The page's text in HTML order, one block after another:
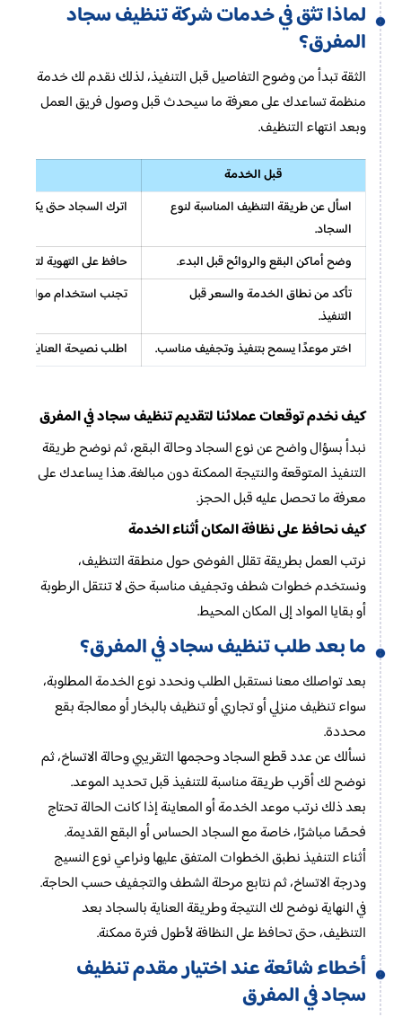
لماذا تثق في خدمات شركة تنظيف سجاد
المفرق؟
الثقة تبدأ من وضوح التفاصيل قبل التنفيذ، لذلك نقدم لك خدمة
منظمة تساعدك على معرفة ما سيحدث قبل وصول فريق العمل
وبعد انتهاء التنظيف.
قبل الخدمة
اسأل عن طريقة التنظيف المناسبة لنوع
السجاد.
اترك السجاد حتى يكتمل
وضح أماكن البقع والروائح قبل البدء.
حافظ على التهوية لتثبيت
تأكد من نطاق الخدمة والسعر قبل
التنفيذ.
تجنب استخدام مواد
اختر موعدًا يسمح بتنفيذ وتجفيف مناسب. اطلب نصيحة العناية
كيف نخدم توقعات عملائنا لتقديم تنظيف سجاد في المفرق
نبدأ بسؤال واضح عن نوع السجاد وحالة البقع، ثم نوضح طريقة
التنفيذ المتوقعة والنتيجة الممكنة دون مبالغة. هذا يساعدك على
معرفة ما تحصل عليه قبل الحجز.
كيف نحافظ على نظافة المكان أثناء الخدمة
نرتب العمل بطريقة تقلل الفوضى حول منطقة التنظيف،
ونستخدم خطوات شطف وتجفيف مناسبة حتى لا تنتقل الرطوبة
أو بقايا المواد إلى المكان المحيط.
ما بعد طلب تنظيف سجاد في المفرق؟
بعد تواصلك معنا نستقبل الطلب ونحدد نوع الخدمة المطلوبة،
سواء تنظيف منزلي أو تجاري أو تنظيف بالبخار أو معالجة بقع
محددة.
نسألك عن عدد قطع السجاد وحجمها التقريبي وحالة الاتساخ، ثم
نوضح لك أقرب طريقة مناسبة للتنفيذ قبل تحديد الموعد.
بعد ذلك نرتب موعد الخدمة أو المعاينة إذا كانت الحالة تحتاج
فحصًا مباشرًا، خاصة مع السجاد الحساس أو البقع القديمة.
أثناء التنفيذ نطبق الخطوات المتفق عليها ونراعي نوع النسيج
ودرجة الاتساخ، ثم نتابع مرحلة الشطف والتجفيف حسب الحاجة.
في النهاية نوضح لك النتيجة وطريقة العناية بالسجاد بعد
التنظيف، حتى تحافظ على النظافة لأطول فترة ممكنة.
أخطاء شائعة عند اختيار مقدم تنظيف
سجاد في المفرق